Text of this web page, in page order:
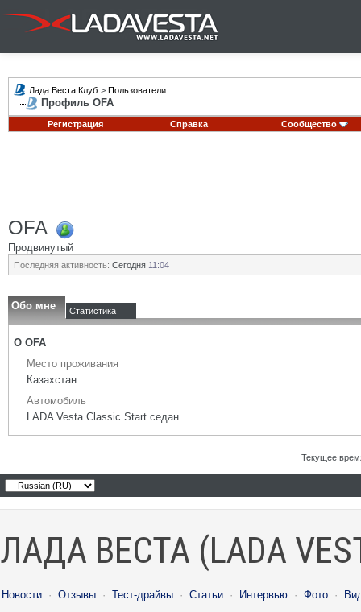
Лада Веста Клуб > Пользователи
Профиль OFA
Регистрация Справка Сообщество
OFA
Продвинутый
Последняя активность: Сегодня 11:04
Обо мне Статистика
О OFA
Место проживания
Казахстан
Автомобиль
LADA Vesta Classic Start седан
Текущее
ЛАДА ВЕСТА (LADA
Новости · Отзывы · Тест-драйвы · Статьи · Интервью · Фото ·